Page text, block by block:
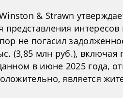
& Strawn
не погасил
(3,85 млн руб.), включая
в июне 2025 года,
является